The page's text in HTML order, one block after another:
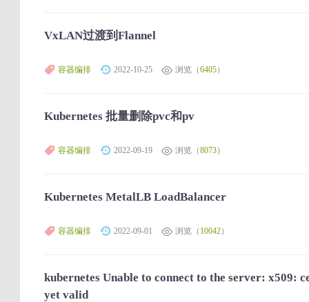
VxLAN过渡到Flannel
容器编排 2022-10-25 浏览（6405）
Kubernetes 批量删除pvc和pv
容器编排 2022-09-19 浏览（8073）
Kubernetes MetalLB LoadBalancer
容器编排 2022-09-01 浏览（ 10042）
kubernetes Unable to connect to the server: x509:
yet valid